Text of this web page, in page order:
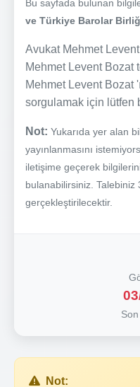
Bu sayfada bulunan
ve Türkiye Barolar
Avukat Mehmet
Mehmet Levent Bozat
Mehmet Levent Bozat
sorgulamak için lütfen
Not: Yukarıda yer alan
yayınlanmasını
iletişime geçerek
bulanabilirsiniz. Talebiniz
gerçekleştirilecektir.
Not: